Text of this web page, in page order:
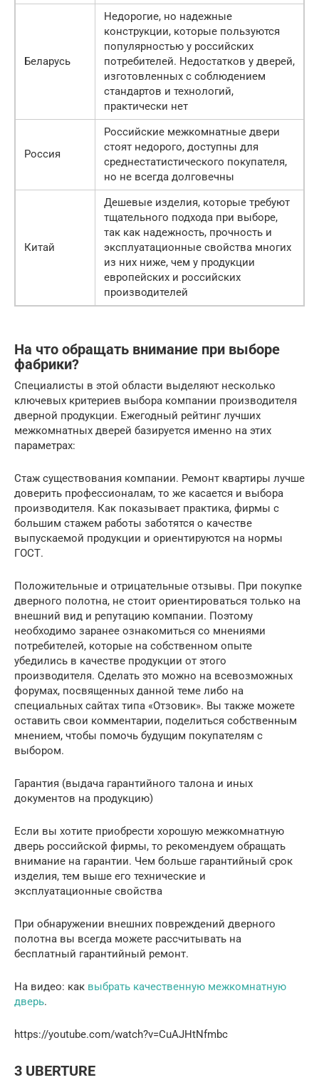
Беларусь
Недорогие, но надежные
конструкции, которые пользуются
популярностью у российских
потребителей. Недостатков у дверей,
изготовленных с соблюдением
стандартов и технологий,
практически нет
Россия
Российские межкомнатные двери
стоят недорого, доступны для
среднестатистического покупателя,
но не всегда долговечны
Китай
Дешевые изделия, которые требуют
тщательного подхода при выборе,
так как надежность, прочность и
эксплуатационные свойства многих
из них ниже, чем у продукции
европейских и российских
производителей
На что обращать внимание при выборе
фабрики?
Специалисты в этой области выделяют несколько
ключевых критериев выбора компании производителя
дверной продукции. Ежегодный рейтинг лучших
межкомнатных дверей базируется именно на этих
параметрах:
Стаж существования компании. Ремонт квартиры лучше
доверить профессионалам, то же касается и выбора
производителя. Как показывает практика, фирмы с
большим стажем работы заботятся о качестве
выпускаемой продукции и ориентируются на нормы
ГОСТ.
Положительные и отрицательные отзывы. При покупке
дверного полотна, не стоит ориентироваться только на
внешний вид и репутацию компании. Поэтому
необходимо заранее ознакомиться со мнениями
потребителей, которые на собственном опыте
убедились в качестве продукции от этого
производителя. Сделать это можно на всевозможных
форумах, посвященных данной теме либо на
специальных сайтах типа «Отзовик». Вы также можете
оставить свои комментарии, поделиться собственным
мнением, чтобы помочь будущим покупателям с
выбором.
Гарантия (выдача гарантийного талона и иных
документов на продукцию)
Если вы хотите приобрести хорошую межкомнатную
дверь российской фирмы, то рекомендуем обращать
внимание на гарантии. Чем больше гарантийный срок
изделия, тем выше его технические и
эксплуатационные свойства
При обнаружении внешних повреждений дверного
полотна вы всегда можете рассчитывать на
бесплатный гарантийный ремонт.
На видео: как выбрать качественную межкомнатную
дверь.
https://youtube.com/watch?v=CuAJHtNfmbc
3 UBERTURE